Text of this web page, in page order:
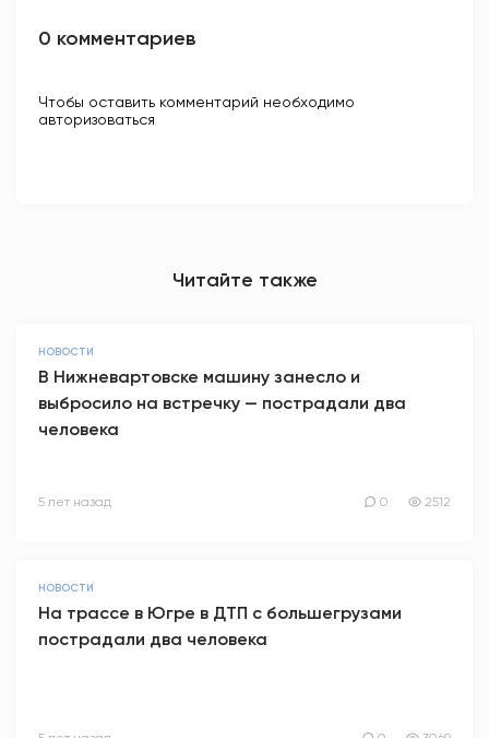
0 комментариев
Чтобы оставить комментарий необходимо
авторизоваться
Читайте также
НОВОСТИ
В Нижневартовске машину занесло и
выбросило на встречку — пострадали два
человека
5 лет назад 0 2512
НОВОСТИ
На трассе в Югре в ДТП с большегрузами
пострадали два человека